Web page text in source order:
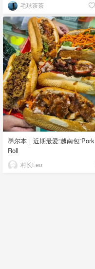
毛球茶茶
墨尔本｜近期最爱“越南包”Pork
Roll
村长Leo